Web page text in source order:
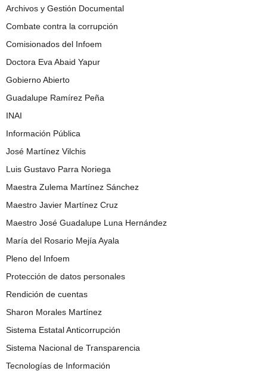
Archivos y Gestión Documental
Combate contra la corrupción
Comisionados del Infoem
Doctora Eva Abaid Yapur
Gobierno Abierto
Guadalupe Ramírez Peña
INAI
Información Pública
José Martínez Vilchis
Luis Gustavo Parra Noriega
Maestra Zulema Martínez Sánchez
Maestro Javier Martínez Cruz
Maestro José Guadalupe Luna Hernández
María del Rosario Mejía Ayala
Pleno del Infoem
Protección de datos personales
Rendición de cuentas
Sharon Morales Martínez
Sistema Estatal Anticorrupción
Sistema Nacional de Transparencia
Tecnologías de Información